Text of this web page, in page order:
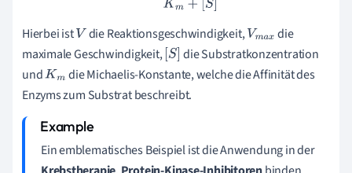
Hierbei istV die Reaktionsgeschwindigkeit,Vmaxdie
maximale Geschwindigkeit,[S] die Substratkonzentration
undKm die Michaelis-Konstante, welche die Affinität des
Enzyms zum Substrat beschreibt.
Ein emblematisches Beispiel ist die Anwendung in der